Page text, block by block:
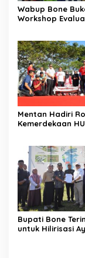
Wabup Bone
Workshop
Mentan Hadiri
Kemerdekaan
Puluhan Ribu
Bupati Bone
untuk Hilirisasi